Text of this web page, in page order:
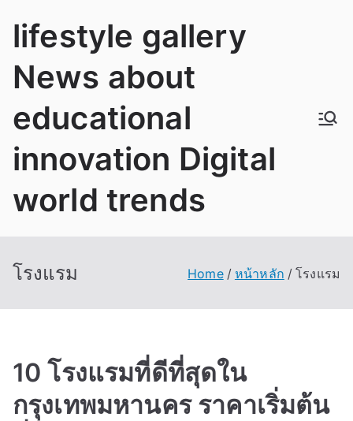
lifestyle gallery
News about
educational
innovation Digital
world trends
โรงแรม Home หน้าหลัก โรงแรม
10 โรงแรมที่ดีที่สุดใน
กรุงเทพมหานคร ราคาเริ่มต้น